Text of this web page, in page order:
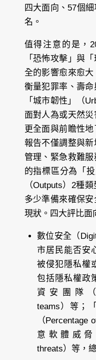
四大面向、57個
名。
值得注意的是，
「恐怖攻擊」與
全的影響愈來愈大
衡量犯罪率、壽
「城市韌性」（
面對人為或天然
更全面與前瞻性
報告不僅調整與
管理、緊急救難
的指標區分為「
（Outputs）2種
多少準備來確保
現狀。四大評比面
數位安全（
市居民能否安
被侵犯隱私權
包括隱私權政
資安團隊（
teams）等；
（Percentage
意軟體威脅
threats）等，